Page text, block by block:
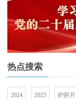
热点搜索
2024 2025 护肝片